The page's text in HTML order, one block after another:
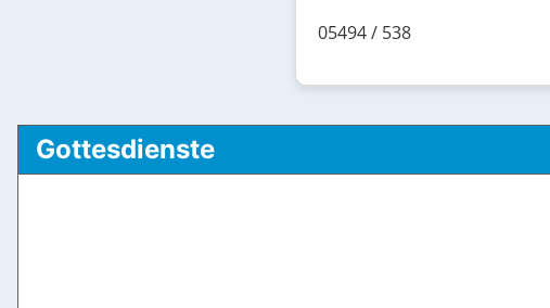
Telefon
05494 / 538
Gottesdienste